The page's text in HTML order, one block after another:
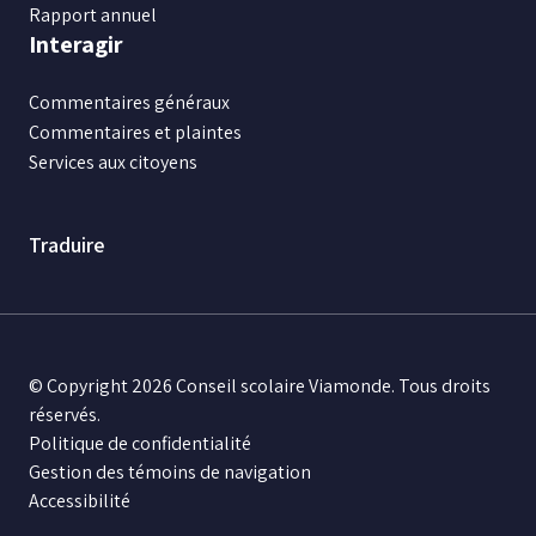
Rapport annuel
Interagir
Commentaires généraux
Commentaires et plaintes
Services aux citoyens
Traduire
© Copyright 2026 Conseil scolaire Viamonde. Tous droits
réservés.
Politique de confidentialité
Gestion des témoins de navigation
Accessibilité